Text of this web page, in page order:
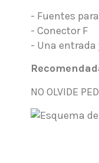
- Fuentes
- Conector F
- Una entrada
NO OLVIDE